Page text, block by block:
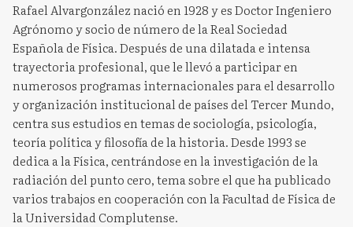
Rafael Alvargonzález nació en 1928 y es Doctor Ingeniero
Agrónomo y socio de número de la Real Sociedad
Española de Física. Después de una dilatada e intensa
trayectoria profesional, que le llevó a participar en
numerosos programas internacionales para el desarrollo
y organización institucional de países del Tercer Mundo,
centra sus estudios en temas de sociología, psicología,
teoría política y filosofía de la historia. Desde 1993 se
dedica a la Física, centrándose en la investigación de la
radiación del punto cero, tema sobre el que ha publicado
varios trabajos en cooperación con la Facultad de Física de
la Universidad Complutense.